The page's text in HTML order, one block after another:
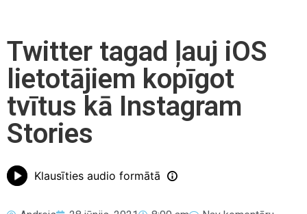
Twitter tagad ļauj iOS
lietotājiem kopīgot
tvītus kā Instagram
Stories
Klausīties audio formātā